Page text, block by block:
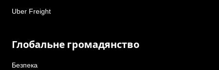
Uber Freight
Глобальне громадянство
Безпека